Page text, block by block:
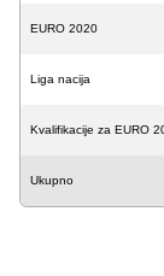
EURO 2020
Liga nacija
Kvalifikacije za EURO
Ukupno